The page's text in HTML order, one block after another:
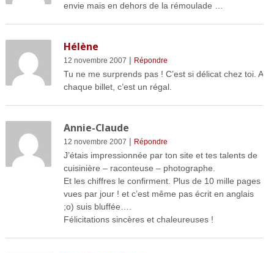
envie mais en dehors de la rémoulade …
Hélène
12 novembre 2007 | Répondre
Tu ne me surprends pas ! C’est si délicat chez toi. A
chaque billet, c’est un régal.
Annie-Claude
12 novembre 2007 | Répondre
J’étais impressionnée par ton site et tes talents de
cuisinière – raconteuse – photographe.
Et les chiffres le confirment. Plus de 10 mille pages
vues par jour ! et c’est même pas écrit en anglais
;o) suis bluffée….
Félicitations sincères et chaleureuses !